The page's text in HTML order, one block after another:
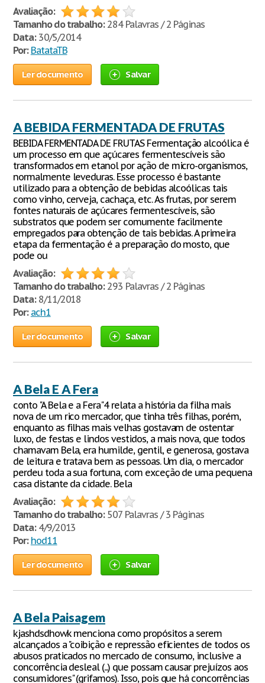
Avaliação:
Tamanho do trabalho:284 Palavras / 2 Páginas
Data:30/5/2014
Por: BatataTB
Ler documento Salvar
A BEBIDA FERMENTADA DE FRUTAS
BEBIDA FERMENTADA DE FRUTAS Fermentação alcoólica é
um processo em que açúcares fermentescíveis são
transformados em etanol por ação de micro-organismos,
normalmente leveduras. Esse processo é bastante
utilizado para a obtenção de bebidas alcoólicas tais
como vinho, cerveja, cachaça, etc. As frutas, por serem
fontes naturais de açúcares fermentescíveis, são
substratos que podem ser comumente facilmente
empregados para obtenção de tais bebidas. A primeira
etapa da fermentação é a preparação do mosto, que
pode ou
Avaliação:
Tamanho do trabalho:293 Palavras / 2 Páginas
Data:8/11/2018
Por: ach1
Ler documento Salvar
A Bela E A Fera
conto "A Bela e a Fera"4 relata a história da filha mais
nova de um rico mercador, que tinha três filhas, porém,
enquanto as filhas mais velhas gostavam de ostentar
luxo, de festas e lindos vestidos, a mais nova, que todos
chamavam Bela, era humilde, gentil, e generosa, gostava
de leitura e tratava bem as pessoas. Um dia, o mercador
perdeu toda a sua fortuna, com exceção de uma pequena
casa distante da cidade. Bela
Avaliação:
Tamanho do trabalho:507 Palavras / 3 Páginas
Data:4/9/2013
Por: hod11
Ler documento Salvar
A Bela Paisagem
kjashdsdhowk menciona como propósitos a serem
alcançados a "coibição e repressão eficientes de todos os
abusos praticados no mercado de consumo, inclusive a
concorrência desleal (...) que possam causar prejuízos aos
consumidores" (grifamos). Isso, pois que há concorrências